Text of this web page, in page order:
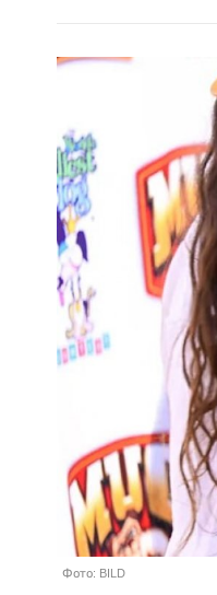
Фото: BILD